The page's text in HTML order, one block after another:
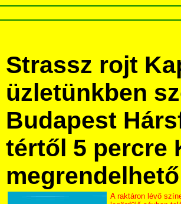
Strassz rojt
üzletünkben
Budapest
tértől 5 percre
A raktáron lévő